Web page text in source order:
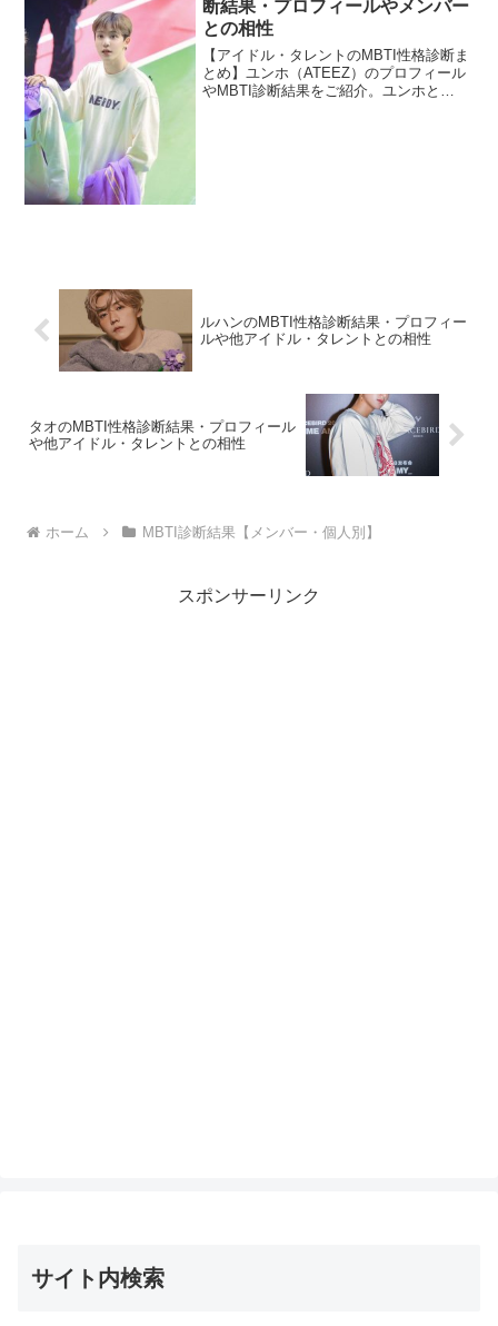
断結果・プロフィールやメンバー
との相性
【アイドル・タレントのMBTI性格診断ま
とめ】ユンホ（ATEEZ）のプロフィール
やMBTI診断結果をご紹介。ユンホと
ルハンのMBTI性格診断結果・プロフィー
ルや他アイドル・タレントとの相性
タオのMBTI性格診断結果・プロフィール
や他アイドル・タレントとの相性
ホーム MBTI診断結果【メンバー・個人別】
スポンサーリンク
サイト内検索